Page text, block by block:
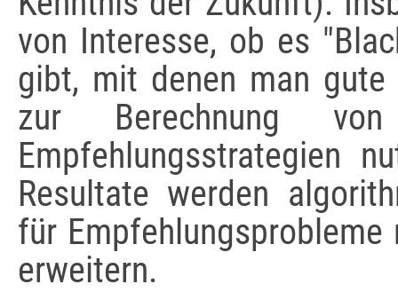
von Interesse, ob es
gibt, mit denen man gute
zur Berechnung
Empfehlungsstrategien
Resultate werden
für
erweitern.